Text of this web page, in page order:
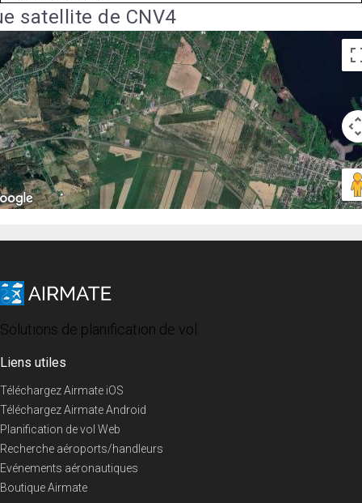
satellite de CNV4
Solutions de planification de vol
Liens utiles
Téléchargez Airmate iOS
Téléchargez Airmate Android
Planification de vol Web
Recherche aéroports/handleurs
Evénements aéronautiques
Boutique Airmate